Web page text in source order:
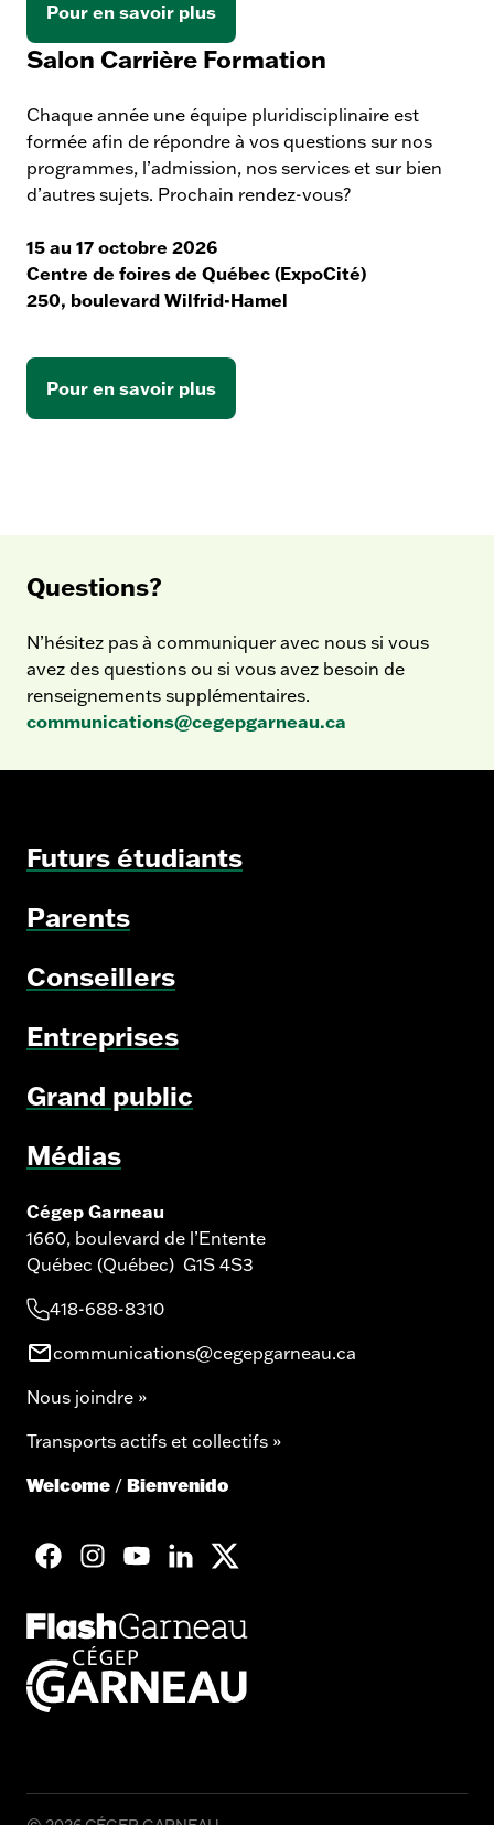
Pour en savoir plus
Salon Carrière Formation
Chaque année une équipe pluridisciplinaire est
formée afin de répondre à vos questions sur nos
programmes, l’admission, nos services et sur bien
d’autres sujets. Prochain rendez-vous?
15 au 17 octobre 2026
Centre de foires de Québec (ExpoCité)
250, boulevard Wilfrid-Hamel
Pour en savoir plus
Questions?
N’hésitez pas à communiquer avec nous si vous
avez des questions ou si vous avez besoin de
renseignements supplémentaires.
communications@cegepgarneau.ca
Cégep Garneau
1660, boulevard de l’Entente
Québec (Québec) G1S 4S3
418-688-8310
communications@cegepgarneau.ca
Nous joindre »
Transports actifs et collectifs »
Welcome / Bienvenido
facebookgoogleplusgoogleplus
googleplusgoogleplus
Futurs étudiants
Parents
Conseillers
Entreprises
Grand public
Médias